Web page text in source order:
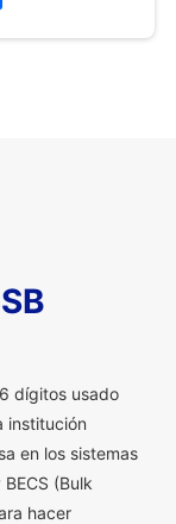
dígitos usado
institución
en los sistemas
(Bulk
hacer